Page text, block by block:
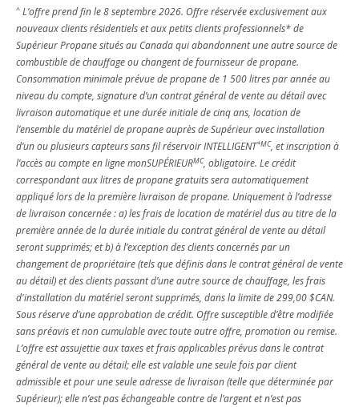
^ L’offre prend fin le 8 septembre 2026. Offre réservée exclusivement aux
nouveaux clients résidentiels et aux petits clients professionnels* de
Supérieur Propane situés au Canada qui abandonnent une autre source de
combustible de chauffage ou changent de fournisseur de propane.
Consommation minimale prévue de propane de 1 500 litres par année au
niveau du compte, signature d’un contrat général de vente au détail avec
livraison automatique et une durée initiale de cinq ans, location de
l’ensemble du matériel de propane auprès de Supérieur avec installation
d’un ou plusieurs capteurs sans fil réservoir INTELLIGENT*MC, et inscription à
l’accès au compte en ligne monSUPÉRIEURMC, obligatoire. Le crédit
correspondant aux litres de propane gratuits sera automatiquement
appliqué lors de la première livraison de propane. Uniquement à l’adresse
de livraison concernée : a) les frais de location de matériel dus au titre de la
première année de la durée initiale du contrat général de vente au détail
seront supprimés; et b) à l’exception des clients concernés par un
changement de propriétaire (tels que définis dans le contrat général de vente
au détail) et des clients passant d’une autre source de chauffage, les frais
d'installation du matériel seront supprimés, dans la limite de 299,00 $CAN.
Sous réserve d’une approbation de crédit. Offre susceptible d’être modifiée
sans préavis et non cumulable avec toute autre offre, promotion ou remise.
L’offre est assujettie aux taxes et frais applicables prévus dans le contrat
général de vente au détail; elle est valable une seule fois par client
admissible et pour une seule adresse de livraison (telle que déterminée par
Supérieur); elle n’est pas échangeable contre de l’argent et n’est pas